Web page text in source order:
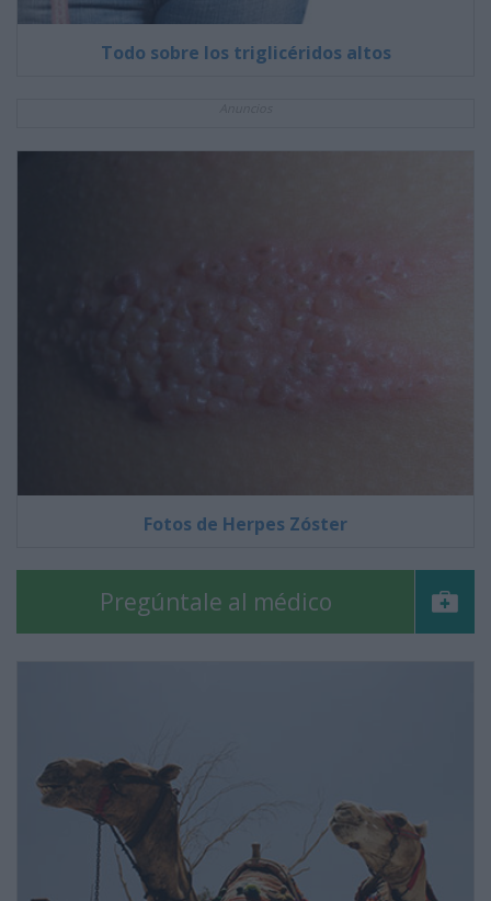
Todo sobre los triglicéridos altos
Fotos de Herpes Zóster
Pregúntale al médico